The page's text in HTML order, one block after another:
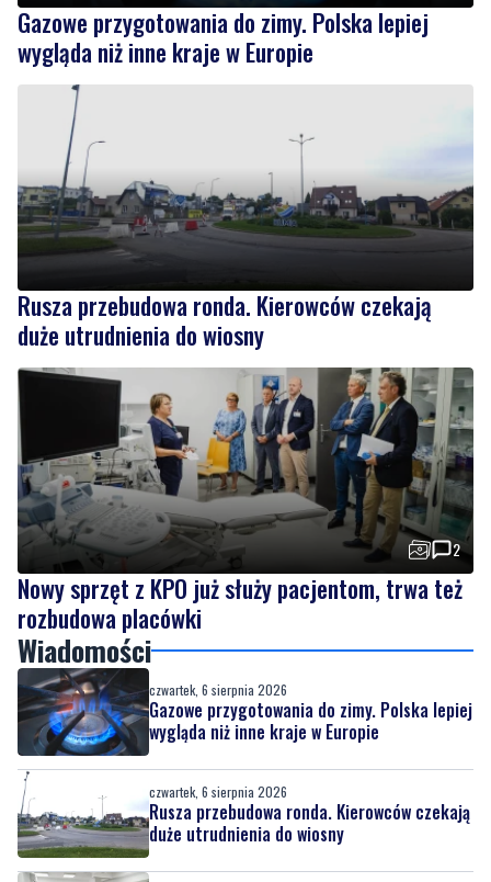
Gazowe przygotowania do zimy. Polska lepiej
wygląda niż inne kraje w Europie
Rusza przebudowa ronda. Kierowców czekają
duże utrudnienia do wiosny
2
Nowy sprzęt z KPO już służy pacjentom, trwa też
rozbudowa placówki
Wiadomości
czwartek, 6 sierpnia 2026
Gazowe przygotowania do zimy. Polska lepiej
wygląda niż inne kraje w Europie
czwartek, 6 sierpnia 2026
Rusza przebudowa ronda. Kierowców czekają
duże utrudnienia do wiosny